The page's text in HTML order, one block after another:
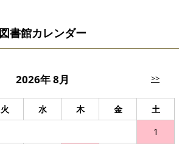
図書館カレンダー
2026年 8月 >>
火 水 木 金
土
1